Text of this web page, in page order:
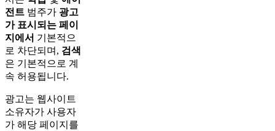
전트 범주가 광고
가 표시되는 페이
지에서 기본적으
로 차단되며, 검색
은 기본적으로 계
속 허용됩니다.
광고는 웹사이트
소유자가 사용자
가 해당 페이지를